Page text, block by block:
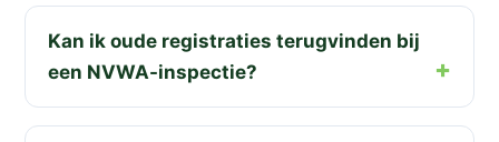
Kan ik oude registraties terugvinden bij
een NVWA-inspectie?